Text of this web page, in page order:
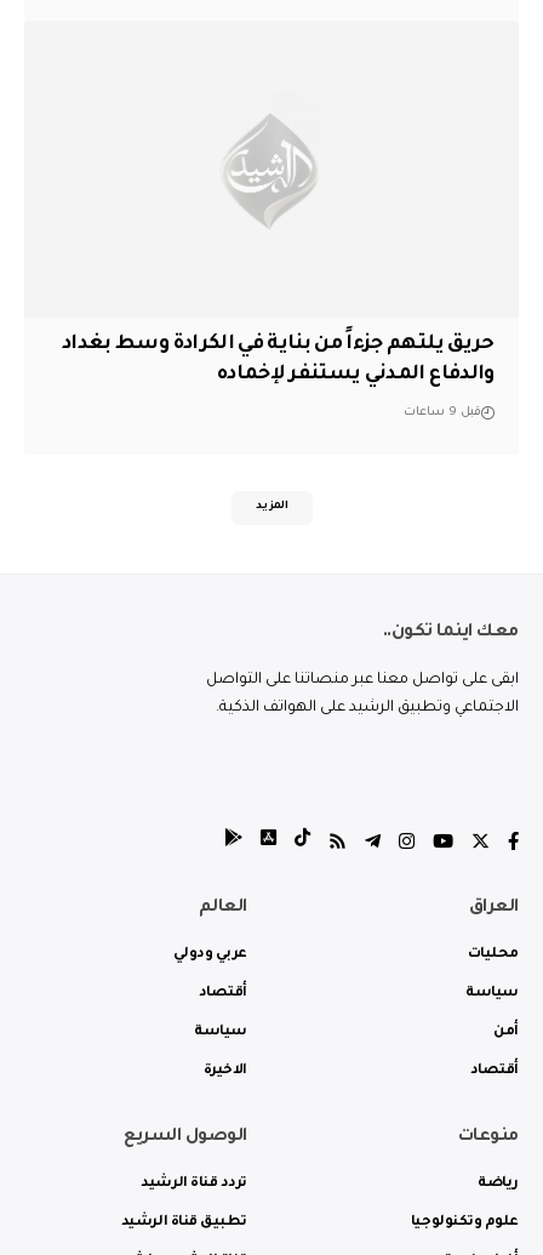
حريق يلتهم جزءاً من بناية في الكرادة وسط بغداد
والدفاع المدني يستنفر لإخماده
قبل 9 ساعات
المزيد
معك اينما تكون..
ابقى على تواصل معنا عبر منصاتنا على التواصل
الاجتماعي وتطبيق الرشيد على الهواتف الذكية.
العراق
محليات
سياسة
أمن
أقتصاد
العالم
عربي ودولي
أقتصاد
سياسة
الاخيرة
منوعات
رياضة
علوم وتكنولوجيا
الوصول السريع
تردد قناة الرشيد
تطبيق قناة الرشيد